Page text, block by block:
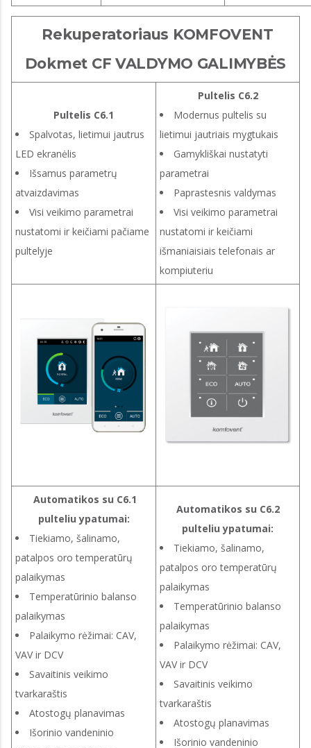
Rekuperatoriaus KOMFOVENT
Dokmet CF VALDYMO GALIMYBĖS
Pultelis C6.1
Spalvotas, lietimui jautrus
LED ekranėlis
Išsamus parametrų
atvaizdavimas
Visi veikimo parametrai
nustatomi ir keičiami pačiame
pultelyje
Pultelis C6.2
Modernus pultelis su
lietimui jautriais mygtukais
Gamykliškai nustatyti
parametrai
Paprastesnis valdymas
Visi veikimo parametrai
nustatomi ir keičiami
išmaniaisiais telefonais ar
kompiuteriu
Automatikos su C6.1
pulteliu ypatumai:
Tiekiamo, šalinamo,
patalpos oro temperatūrų
palaikymas
Temperatūrinio balanso
palaikymas
Palaikymo rėžimai: CAV,
VAV ir DCV
Savaitinis veikimo
tvarkaraštis
Atostogų planavimas
Išorinio vandeninio
Automatikos su C6.2
pulteliu ypatumai:
Tiekiamo, šalinamo,
patalpos oro temperatūrų
palaikymas
Temperatūrinio balanso
palaikymas
Palaikymo rėžimai: CAV,
VAV ir DCV
Savaitinis veikimo
tvarkaraštis
Atostogų planavimas
Išorinio vandeninio